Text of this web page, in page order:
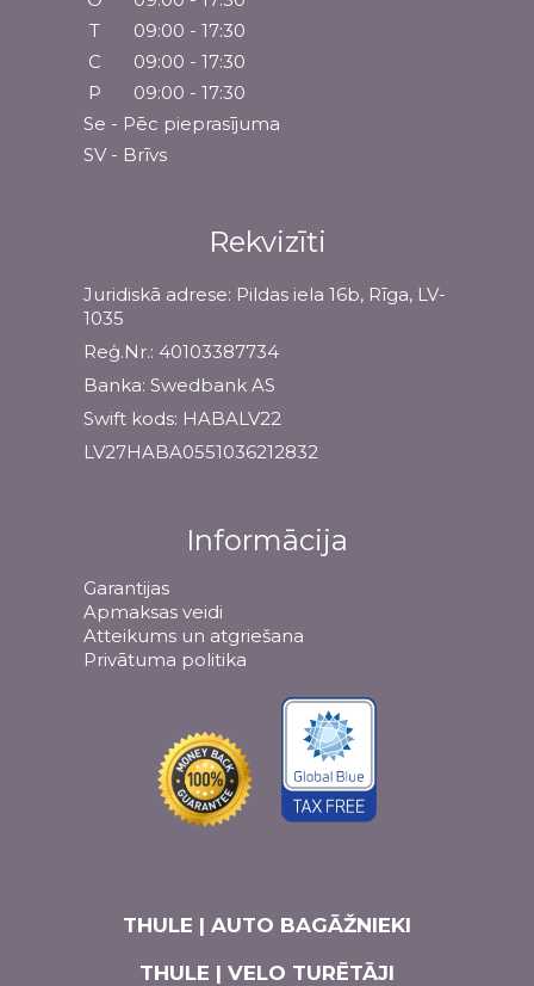
T
09:00 - 17:30
C
09:00 - 17:30
P
09:00 - 17:30
Se - Pēc pieprasījuma
SV - Brīvs
Rekvizīti
Juridiskā adrese: Pildas iela 16b, Rīga, LV-
1035
Reģ.Nr.: 40103387734
Banka: Swedbank AS
Swift kods: HABALV22
LV27HABA0551036212832
Informācija
Garantijas
Apmaksas veidi
Atteikums un atgriešana
Privātuma politika
THULE | AUTO BAGĀŽNIEKI
THULE | VELO TURĒTĀJI